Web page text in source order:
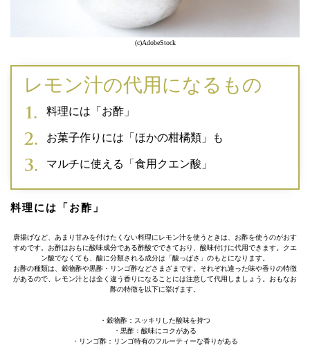
(c)AdobeStock
レモン汁の代用になるもの
料理には「お酢」
お菓子作りには「ほかの柑橘類」も
マルチに使える「食用クエン酸」
料理には「お酢」
唐揚げなど、あまり甘みを付けたくない料理にレモン汁を使うときは、お酢を使うのがおす
すめです。お酢はおもに酸味成分である酢酸でできており、酸味付けに代用できます。クエ
ン酸でなくても、酸に分類される成分は「酸っぱさ」のもとになります。
お酢の種類は、穀物酢や黒酢・リンゴ酢などさまざまです。それぞれ違った味や香りの特徴
があるので、レモン汁とは全く違う香りになることには注意して代用しましょう。おもなお
酢の特徴を以下に挙げます。
・穀物酢：スッキリした酸味を持つ
・黒酢：酸味にコクがある
・リンゴ酢：リンゴ特有のフルーティーな香りがある